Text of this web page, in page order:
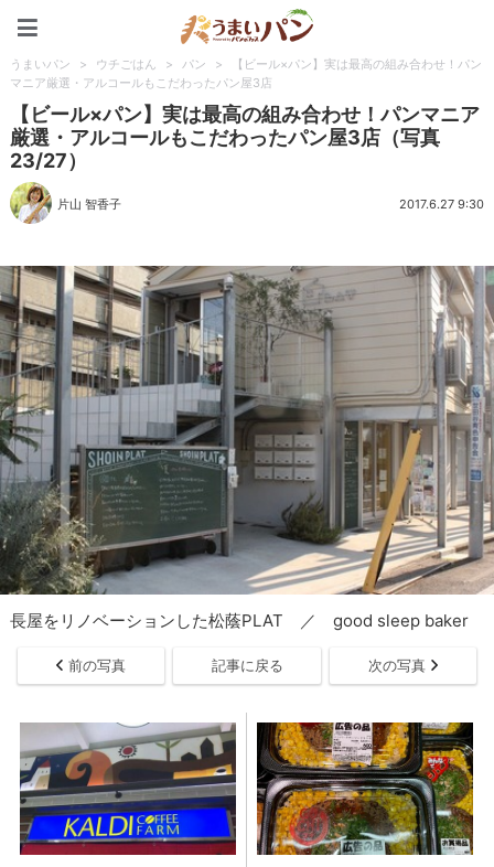
うまいパン > ウチごはん > パン >
【ビール×パン】実は最高の組み合わせ！パン
マニア厳選・アルコールもこだわったパン屋3店
【ビール×パン】実は最高の組み合わせ！パンマニア
厳選・アルコールもこだわったパン屋3店（写真
23/27）
片山 智香子 2017.6.27 9:30
長屋をリノベーションした松蔭PLAT ／ good sleep baker
前の写真 記事に戻る 次の写真